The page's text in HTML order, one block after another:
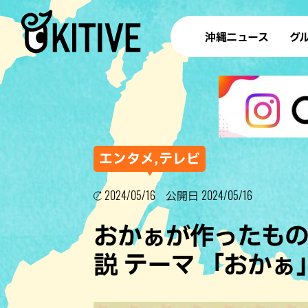
沖縄ニュース グ
ラ
テイ
すし
ステー
その他
エンタメ,テレビ
2024/05/16 公開日 2024/05/16
おかぁが作ったも
説 テーマ 「おかぁ